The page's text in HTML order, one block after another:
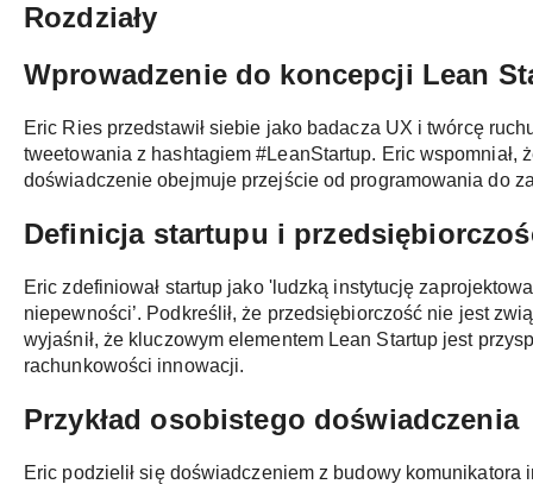
Rozdziały
Wprowadzenie do koncepcji Lean
Eric Ries przedstawił siebie jako badacza UX i twórcę
tweetowania z hashtagiem #LeanStartup. Eric
doświadczenie obejmuje przejście od programowania do
Definicja startupu i
Eric zdefiniował startup jako 'ludzką instytucję
niepewności’. Podkreślił, że przedsiębiorczość nie jest
wyjaśnił, że kluczowym elementem Lean Startup jest
rachunkowości innowacji.
Przykład osobistego doświadczenia
Eric podzielił się doświadczeniem z budowy